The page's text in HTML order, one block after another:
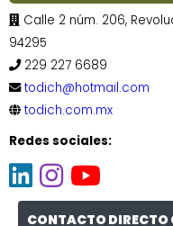
Calle 2 núm. 206,
94295
229 227 6689
todich@hotmail.com
todich.com.mx
Redes sociales:
CONTACTO DIRECTO